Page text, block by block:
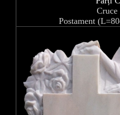
Postament